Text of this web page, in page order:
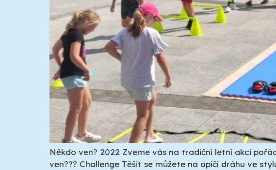
Někdo ven? 2022 Zveme vás na tradiční letní akci
ven??? Challenge Těšit se můžete na opičí dráhu ve